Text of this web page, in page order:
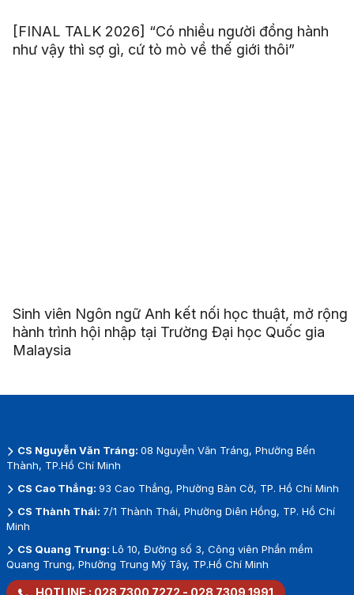
[FINAL TALK 2026] “Có nhiều người đồng hành
như vậy thì sợ gì, cứ tò mò về thế giới thôi”
Sinh viên Ngôn ngữ Anh kết nối học thuật, mở rộng
hành trình hội nhập tại Trường Đại học Quốc gia
Malaysia
CS Nguyễn Văn Tráng: 08 Nguyễn Văn Tráng, Phường Bến
Thành, TP.Hồ Chí Minh
CS Cao Thắng: 93 Cao Thắng, Phường Bàn Cờ, TP. Hồ Chí Minh
CS Thành Thái: 7/1 Thành Thái, Phường Diên Hồng, TP. Hồ Chí
Minh
CS Quang Trung: Lô 10, Đường số 3, Công viên Phần mềm
Quang Trung, Phường Trung Mỹ Tây, TP.Hồ Chí Minh